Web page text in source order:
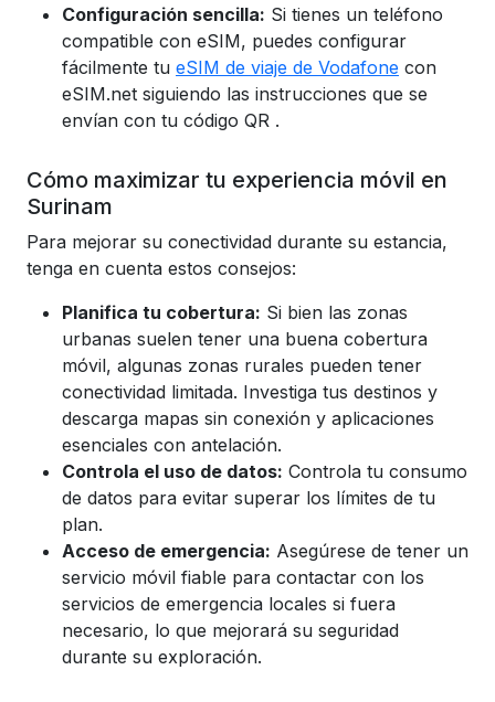
Configuración sencilla: Si tienes un teléfono
compatible con eSIM, puedes configurar
fácilmente tu eSIM de viaje de Vodafone con
eSIM.net siguiendo las instrucciones que se
envían con tu código QR .
Cómo maximizar tu experiencia móvil en
Surinam
Para mejorar su conectividad durante su estancia,
tenga en cuenta estos consejos:
Planifica tu cobertura: Si bien las zonas
urbanas suelen tener una buena cobertura
móvil, algunas zonas rurales pueden tener
conectividad limitada. Investiga tus destinos y
descarga mapas sin conexión y aplicaciones
esenciales con antelación.
Controla el uso de datos: Controla tu consumo
de datos para evitar superar los límites de tu
plan.
Acceso de emergencia: Asegúrese de tener un
servicio móvil fiable para contactar con los
servicios de emergencia locales si fuera
necesario, lo que mejorará su seguridad
durante su exploración.